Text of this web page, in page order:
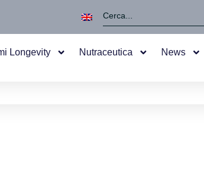
Longevity Nutraceutica News